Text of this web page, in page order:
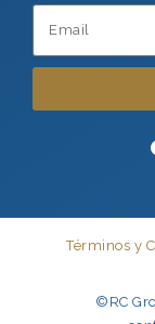
Términos y
©RC